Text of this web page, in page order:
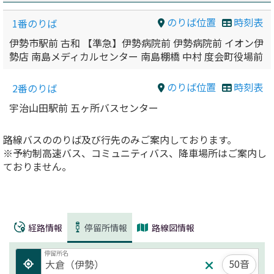
のりば位置 時刻表
1番のりば
伊勢市駅前 古和 【準急】伊勢病院前 伊勢病院前 イオン伊
勢店 南島メディカルセンター 南島棚橋 中村 度会町役場前
のりば位置 時刻表
2番のりば
宇治山田駅前 五ヶ所バスセンター
路線バスののりば及び行先のみご案内しております。
※予約制高速バス、コミュニティバス、降車場所はご案内し
ておりません。
経路情報 停留所情報 路線図情報
停留所名
50音